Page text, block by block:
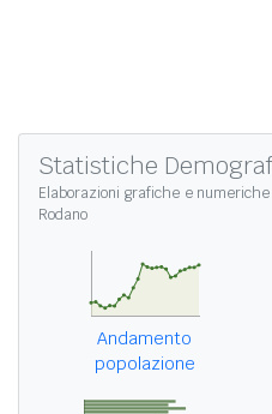
Statistiche
Elaborazioni grafiche e numeriche
Rodano
Andamento
popolazione